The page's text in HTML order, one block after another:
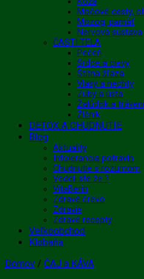
Močové cesty,
Mozog, pamäť
Nervová sústava
ČASTI TELA
Pečeň
Srdce a cievy
Štítna žľaza
Vlasy a nechty
Zuby a ústa
Žalúdok a
Žlčník
DETOX A CHUDNUTIE
Blog
Aktuality
Intolerancia potravín
Chudnutie s rozumom
Vedeli ste že ?
VitaBerin
Zdravé črevo
Zdravie
Zdravé recepty
Veľkoobchod
Klobaňa
Domov / ČAJ a KÁVA